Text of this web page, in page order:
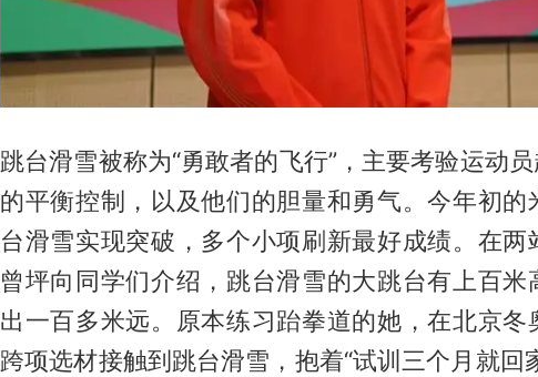
跳台滑雪被称为“勇敢者的飞行”，主要考验运动
的平衡控制，以及他们的胆量和勇气。今年初
台滑雪实现突破，多个小项刷新最好成绩。在两
曾坪向同学们介绍，跳台滑雪的大跳台有上百
出一百多米远。原本练习跆拳道的她，在北京
跨项选材接触到跳台滑雪，抱着“试训三个月就回